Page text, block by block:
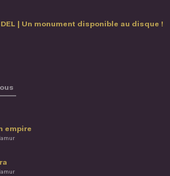
| Un monument disponible au disque !
empire